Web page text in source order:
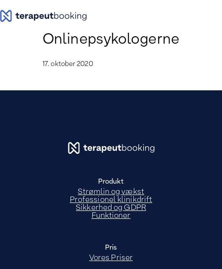
til
Onlinepsykologerne
17. oktober 2020
Produkt
Strømlin og vækst
Professionel klinikdrift
Sikkerhed og GDPR
Funktioner
Pris
Vores Priser